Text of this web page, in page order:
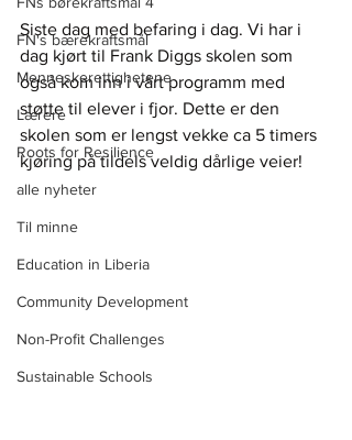
FN's bærekraftsmål
Menneskerettighetene
Lærere
Roots for Resilience
alle nyheter
Til minne
Education in Liberia
Community Development
Non-Profit Challenges
Sustainable Schools
Siste dag med befaring i dag. Vi har i
dag kjørt til Frank Diggs skolen som
også kom inn i vårt programm med
støtte til elever i fjor. Dette er den
skolen som er lengst vekke ca 5 timers
kjøring på tildels veldig dårlige veier!